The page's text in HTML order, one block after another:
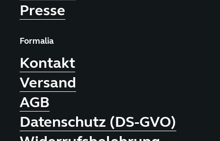
Presse
Formalia
Kontakt
Versand
AGB
Datenschutz (DS-GVO)